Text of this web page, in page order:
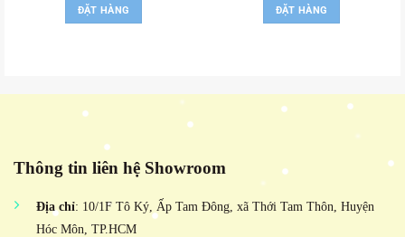
ĐẶT HÀNG ĐẶT HÀNG
Thông tin liên hệ Showroom
Địa chỉ: 10/1F Tô Ký, Ấp Tam Đông, xã Thới Tam Thôn, Huyện
Hóc Môn, TP.HCM